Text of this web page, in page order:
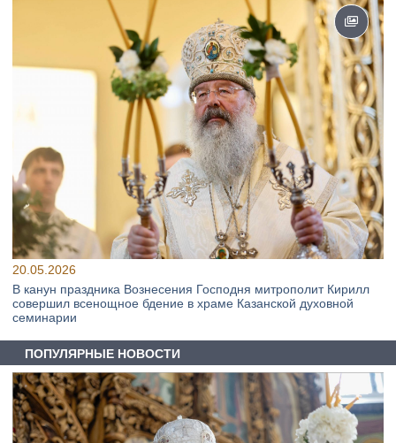
20.05.2026
В канун праздника Вознесения Господня митрополит Кирилл
совершил всенощное бдение в храме Казанской духовной
семинарии
ПОПУЛЯРНЫЕ НОВОСТИ